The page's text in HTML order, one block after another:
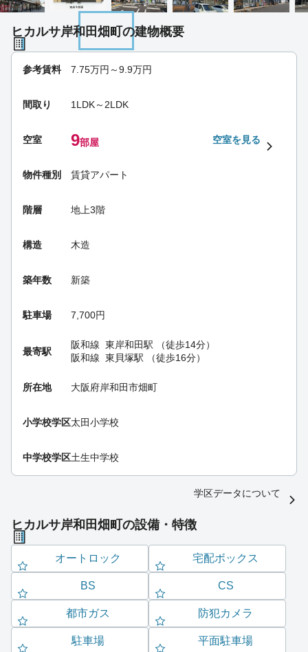
ヒカルサ岸和田畑町の建物概要
参考賃料 7.75万円～9.9万円
間取り 1LDK～2LDK
空室 9部屋 空室を見る
物件種別 賃貸アパート
階層 地上3階
構造 木造
築年数 新築
駐車場 7,700円
最寄駅
阪和線 東岸和田駅 （徒歩14分）
阪和線 東貝塚駅 （徒歩16分）
所在地 大阪府岸和田市畑町
小学校学区太田小学校
中学校学区土生中学校
学区データについて
ヒカルサ岸和田畑町の設備・特徴
オートロック 宅配ボックス
BS CS
都市ガス 防犯カメラ
駐車場 平面駐車場